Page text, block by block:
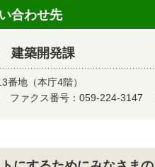
合わせ先
建築開発課
番地（本庁4階）
ファクス番号：059-224-3147